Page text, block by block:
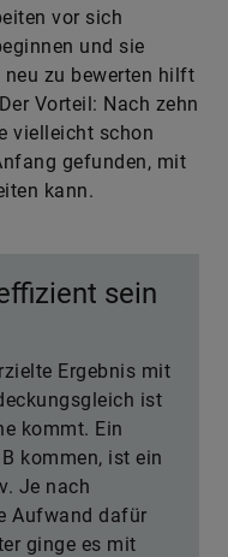
vor sich
und sie
zu bewerten hilft
Vorteil: Nach zehn
vielleicht schon
gefunden, mit
kann.
sein
Ergebnis mit
ist
kommt. Ein
kommen, ist ein
Je nach
Aufwand dafür
ginge es mit